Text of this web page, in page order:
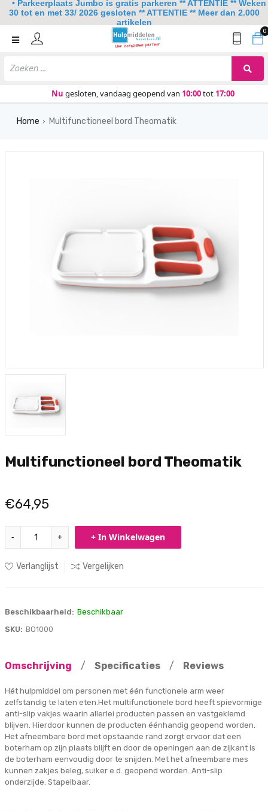
0
Nu gesloten, vandaag geopend van 10:00tot 17:00
Home
Home › Multifunctioneel bord Theomatik
Multifunctioneel bord Theomatik
€64,95
- + + In Winkelwagen
Verlanglijst Vergelijken
Beschikbaarheid: Beschikbaar
SKU: BO1000
Omschrijving / Specificaties / Reviews
Hét hulpmiddel om personen met één functionele arm weer
zelfstandig te laten eten.Het multifunctionele bord heeft spievormige
anti-slip vakjes waarin allerlei producten passen en vastgeklemd
blijven. Hierdoor kunnen de producten éénhandig geopend worden.
Het afneembare bord met opstaande rand zorgt ervoor dat een
boterham op zijn plaats blijft en door de openingen aan de zijkant is
de boterham eenvoudig door te snijden. Met het afneembare mes
kunnen zakjes beleg, suiker e.d. geopend worden. Anti-slip
onderzijde. Stapelbaar.
• Parkeerplaats Jumbo is gratis parkeren ** ATTENTIE ** Weken
30 tot en met 33/ 2026 gesloten ** ATTENTIE ** Meer dan 2.000
artikelen